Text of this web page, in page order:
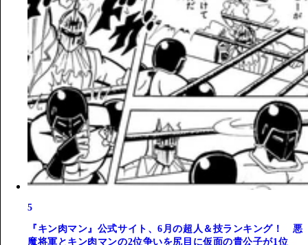
5
『キン肉マン』公式サイト、6月の超人＆技ランキング！ 悪
魔将軍とキン肉マンの2位争いを尻目に仮面の貴公子が1位